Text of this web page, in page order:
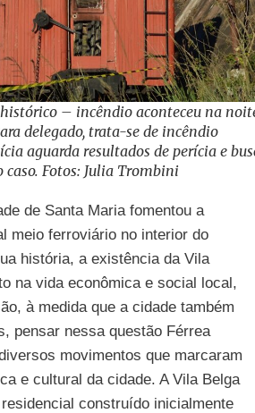
– incêndio aconteceu na
delegado, trata-se de incêndio
aguarda resultados de perícia e
caso. Fotos: Julia Trombini
de Santa Maria fomentou a
meio ferroviário no interior do
história, a existência da Vila
na vida econômica e social local,
à medida que a cidade também
pensar nessa questão Férrea
movimentos que marcaram
e cultural da cidade. A Vila Belga
construído inicialmente